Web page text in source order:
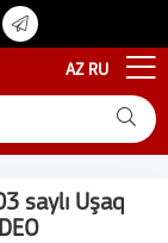
AZ RU
saylı Uşaq